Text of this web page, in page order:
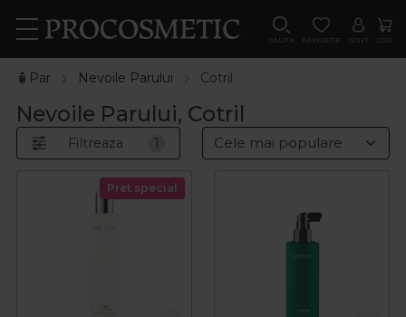
CAUTA FAVORITE CONT COS
🧴Par Nevoile Parului Cotril
Nevoile Parului, Cotril
Filtreaza 1
Pret special